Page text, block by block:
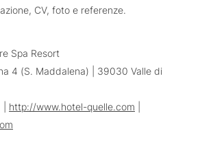
CV, foto e referenze.
Spa Resort
4 (S. Maddalena) | 39030 Valle di
http://www.hotel-quelle.com